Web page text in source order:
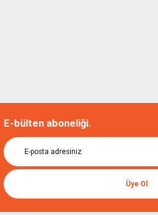
E-bülten aboneliği.
Üye Ol